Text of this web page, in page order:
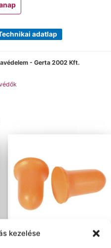
kezelése
adatlap
- Gerta 2002 Kft.